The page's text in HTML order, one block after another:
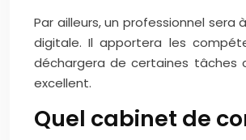
Par ailleurs, un professionnel
digitale. Il apportera les
déchargera de certaines tâches
excellent.
Quel cabinet de